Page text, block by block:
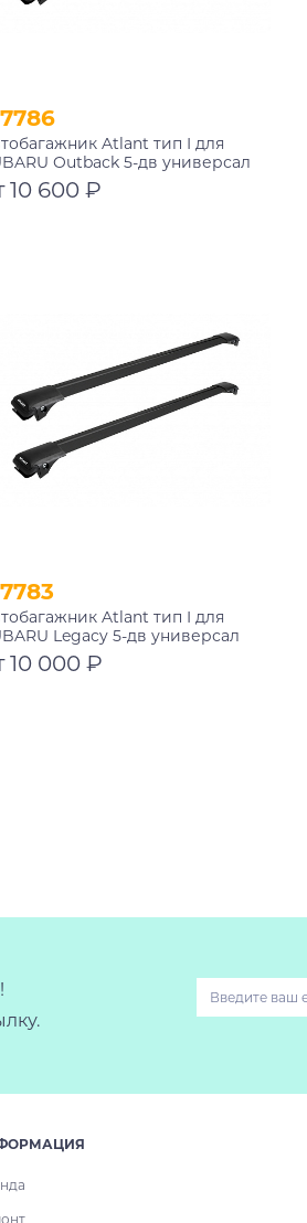
Atlant тип I для
Outback 5-дв универсал
2014 рейлинги черные дуги
850 мм 10002+11114+11114
10 600 ₽
Atlant тип I для
Legacy 5-дв универсал
2004 рейлинги черные дуги
730 мм 10002+11119+11119
10 000 ₽